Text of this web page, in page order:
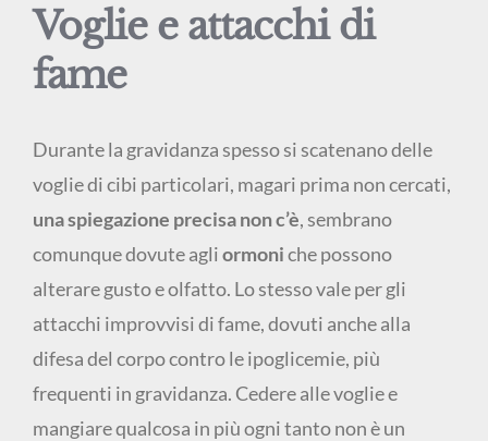
Voglie e attacchi di
fame
Durante la gravidanza spesso si scatenano delle
voglie di cibi particolari, magari prima non cercati,
una spiegazione precisa non c’è, sembrano
comunque dovute agliormoniche possono
alterare gusto e olfatto. Lo stesso vale per gli
attacchi improvvisi di fame, dovuti anche alla
difesa del corpo contro le ipoglicemie, più
frequenti in gravidanza. Cedere alle voglie e
mangiare qualcosa in più ogni tanto non è un